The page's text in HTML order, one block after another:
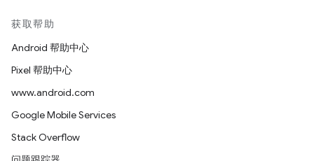
获取帮助
Android 帮助中心
Pixel 帮助中心
www.android.com
Google Mobile Services
Stack Overflow